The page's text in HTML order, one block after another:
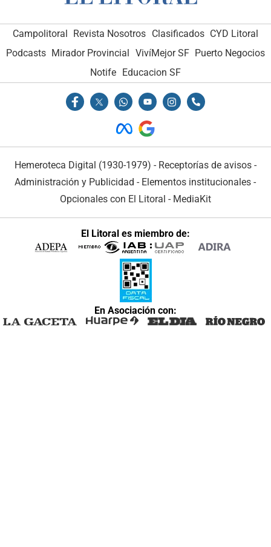
Campolitoral Revista Nosotros Clasificados CYD Litoral
Podcasts Mirador Provincial VivíMejor SF Puerto Negocios
Notife Educacion SF
Hemeroteca Digital (1930-1979) - Receptorías de avisos -
Administración y Publicidad - Elementos institucionales -
Opcionales con El Litoral - MediaKit
El Litoral es miembro de:
En Asociación con: